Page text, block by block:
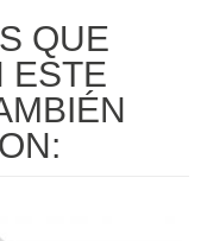
QUE
ESTE